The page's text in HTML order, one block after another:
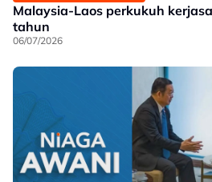
Malaysia-Laos perkukuh
tahun
06/07/2026